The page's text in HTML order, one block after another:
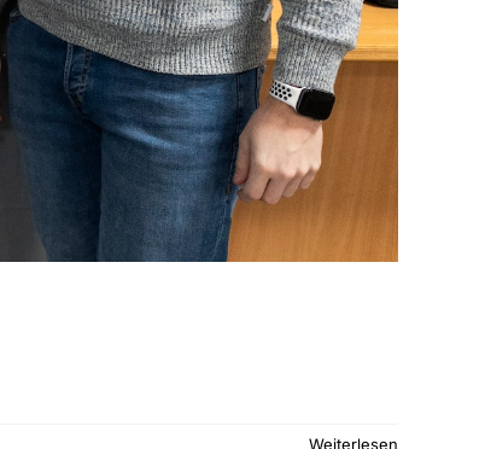
Weiterlesen